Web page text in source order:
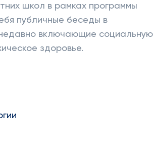
школ в рамках программы
публичные беседы в
включающие социальную
здоровье.